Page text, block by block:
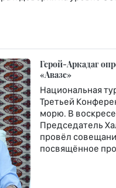
Герой-Аркадаг
«Авазе»
Национальная
Третьей
морю. В
Председатель
провёл
посвящённое